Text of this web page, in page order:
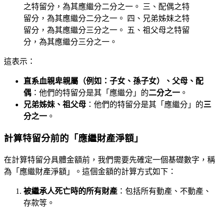
之特留分，為其應繼分二分之一。 三、配偶之特
留分，為其應繼分二分之一。 四、兄弟姊妹之特
留分，為其應繼分三分之一。 五、祖父母之特留
分，為其應繼分三分之一。
這表示：
直系血親卑親屬（例如：子女、孫子女）、父母、配
偶 ：他們的特留分是其「應繼分」的二分之一 。
兄弟姊妹、祖父母 ：他們的特留分是其「應繼分」的三
分之一 。
計算特留分前的「應繼財產淨額」
在計算特留分具體金額前，我們需要先確定一個基礎數字，稱
為「應繼財產淨額」。這個金額的計算方式如下：
被繼承人死亡時的所有財產 ：包括所有動產、不動產、
存款等。